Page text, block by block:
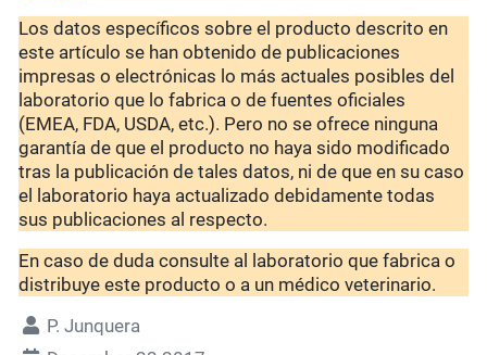
Los datos específicos sobre el producto descrito en
este artículo se han obtenido de publicaciones
impresas o electrónicas lo más actuales posibles del
laboratorio que lo fabrica o de fuentes oficiales
(EMEA, FDA, USDA, etc.). Pero no se ofrece ninguna
garantía de que el producto no haya sido modificado
tras la publicación de tales datos, ni de que en su caso
el laboratorio haya actualizado debidamente todas
sus publicaciones al respecto.
En caso de duda consulte al laboratorio que fabrica o
distribuye este producto o a un médico veterinario.
P. Junquera